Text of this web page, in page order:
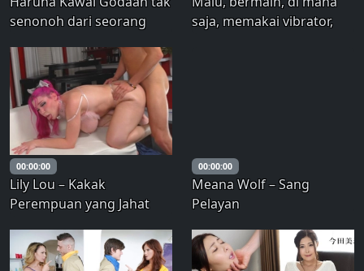
senonoh dari seorang
banyak dan Agel! ~
saja, memakai vibrator,
00:00:00
Lily Lou – Kakak
Perempuan yang Jahat
yang Birahi
00:00:00
Meana Wolf – Sang
Pelayan